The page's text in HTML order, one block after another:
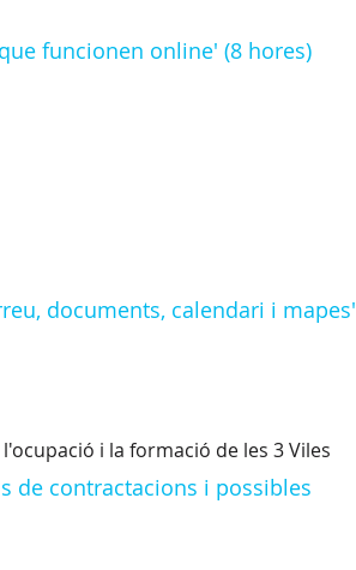
funcionen online' (8 hores)
documents, calendari i mapes'
i la formació de les 3 Viles
de contractacions i possibles